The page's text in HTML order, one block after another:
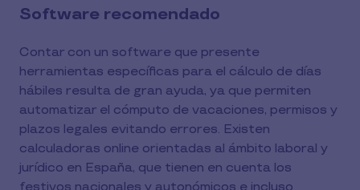
Software recomendado
Contar con un software que presente
herramientas específicas para el cálculo de días
hábiles resulta de gran ayuda, ya que permiten
automatizar el cómputo de vacaciones, permisos y
plazos legales evitando errores. Existen
calculadoras online orientadas al ámbito laboral y
jurídico en España, que tienen en cuenta los